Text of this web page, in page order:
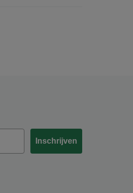
Inschrijven